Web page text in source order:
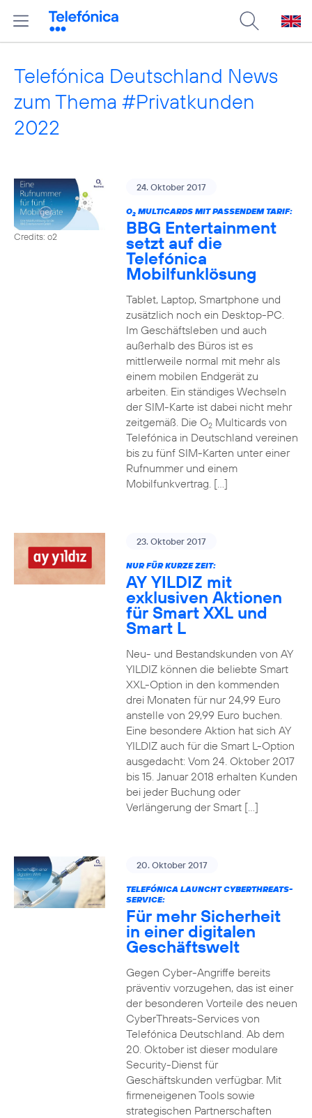
Telefónica Deutschland News
zum Thema #Privatkunden
2022
Credits: o2
24. Oktober 2017
O2MULTICARDS MIT PASSENDEM TARIF:
BBG Entertainment
setzt auf die
Telefónica
Mobilfunklösung
Tablet, Laptop, Smartphone und
zusätzlich noch ein Desktop-PC.
Im Geschäftsleben und auch
außerhalb des Büros ist es
mittlerweile normal mit mehr als
einem mobilen Endgerät zu
arbeiten. Ein ständiges Wechseln
der SIM-Karte ist dabei nicht mehr
zeitgemäß. Die O2Multicards von
Telefónica in Deutschland vereinen
bis zu fünf SIM-Karten unter einer
Rufnummer und einem
Mobilfunkvertrag. […]
23. Oktober 2017
NUR FÜR KURZE ZEIT:
AY YILDIZ mit
exklusiven Aktionen
für Smart XXL und
Smart L
Neu- und Bestandskunden von AY
YILDIZ können die beliebte Smart
XXL-Option in den kommenden
drei Monaten für nur 24,99 Euro
anstelle von 29,99 Euro buchen.
Eine besondere Aktion hat sich AY
YILDIZ auch für die Smart L-Option
ausgedacht: Vom 24. Oktober 2017
bis 15. Januar 2018 erhalten Kunden
bei jeder Buchung oder
Verlängerung der Smart […]
20. Oktober 2017
TELEFÓNICA LAUNCHT CYBERTHREATS-
SERVICE:
Für mehr Sicherheit
in einer digitalen
Geschäftswelt
Gegen Cyber-Angriffe bereits
präventiv vorzugehen, das ist einer
der besonderen Vorteile des neuen
CyberThreats-Services von
Telefónica Deutschland. Ab dem
20. Oktober ist dieser modulare
Security-Dienst für
Geschäftskunden verfügbar. Mit
firmeneigenen Tools sowie
strategischen Partnerschaften